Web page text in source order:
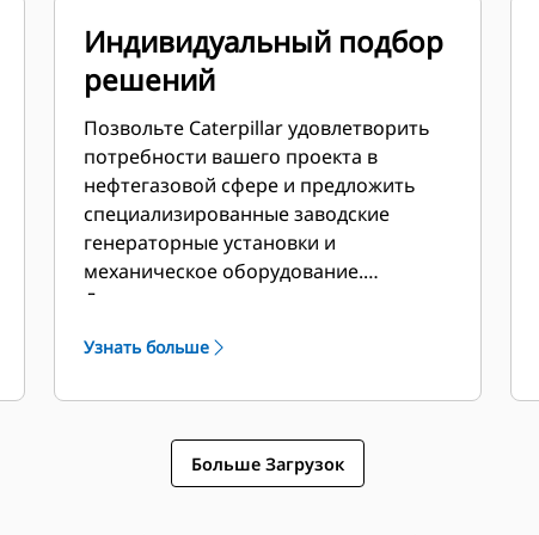
Индивидуальный подбор
решений
Позвольте Caterpillar удовлетворить
потребности вашего проекта в
нефтегазовой сфере и предложить
специализированные заводские
генераторные установки и
механическое оборудование.
Двигатели, генераторы, регуляторы,
могут быть специально разработаны
создания уникальных решений.
Специализированные комплекты
гарантию один год с момента начала
Узнать больше
Больше Загрузок